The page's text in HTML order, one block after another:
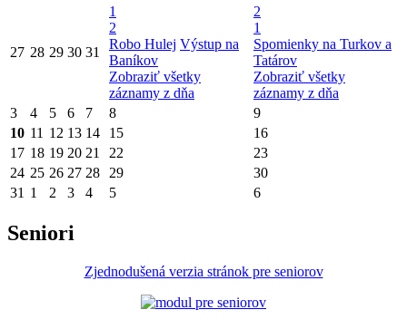
27 28 29 30 31
1
2
Robo Hulej Výstup na
Baníkov
Zobraziť všetky
záznamy z dňa
2
1
Spomienky na Turkov a
Tatárov
Zobraziť všetky
záznamy z dňa
3
4 5 6 7 8
9
10 11 12 13 14 15
16
17 18 19 20 21 22
23
24 25 26 27 28 29
30
31 1 2 3 4 5 6
Seniori
Zjednodušená verzia stránok pre seniorov